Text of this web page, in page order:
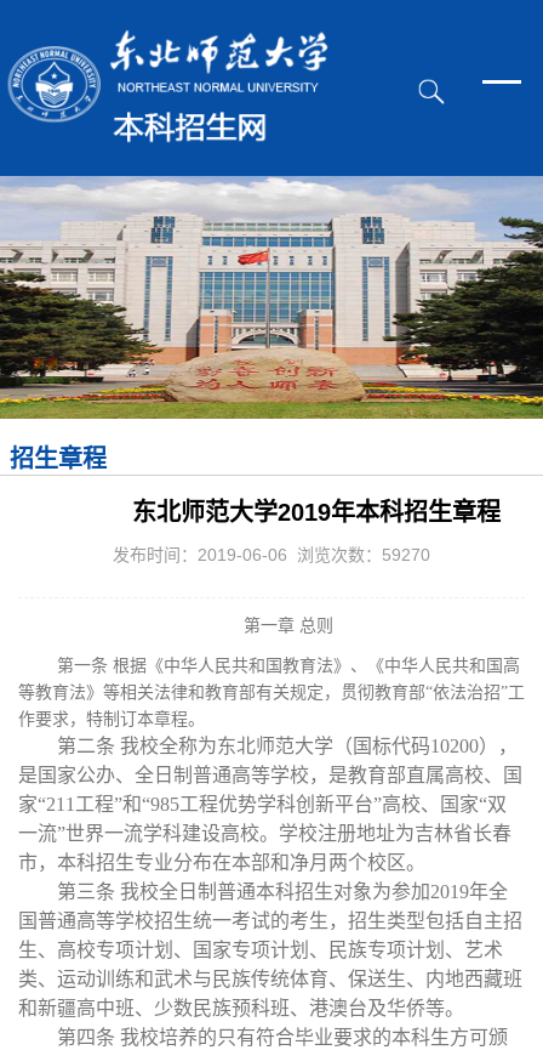
招生章程
东北师范大学2019年本科招生章程
发布时间：2019-06-06 浏览次数： 59270
第一章 总则
第一条 根据《中华人民共和国教育法》、《中华人民共和国高
等教育法》等相关法律和教育部有关规定，贯彻教育部“依法治招”工
作要求，特制订本章程。
第二条我校全称为东北师范大学（国标代码10200），
是国家公办、全日制普通高等学校，是教育部直属高校、国
家“211工程”和“985工程优势学科创新平台”高校、国家“双
一流”世界一流学科建设高校。学校注册地址为吉林省长春
市，本科招生专业分布在本部和净月两个校区。
第三条 我校全日制普通本科招生对象为参加2019年全
国普通高等学校招生统一考试的考生，招生类型包括自主招
生、高校专项计划、国家专项计划、民族专项计划、艺术
类、运动训练和武术与民族传统体育、保送生、内地西藏班
和新疆高中班、少数民族预科班、港澳台及华侨等。
第四条 我校培养的只有符合毕业要求的本科生方可颁